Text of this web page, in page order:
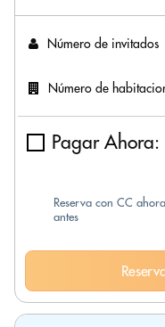
Número de invitados
Número de
Pagar Ahora:
Reserva con CC
antes